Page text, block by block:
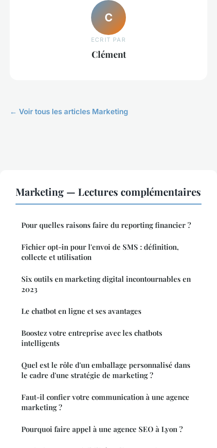
C
ECRIT PAR
Clément
← Voir tous les articles Marketing
Marketing — Lectures complémentaires
Pour quelles raisons faire du reporting financier ?
Fichier opt-in pour l'envoi de SMS : définition,
collecte et utilisation
Six outils en marketing digital incontournables en
2023
Le chatbot en ligne et ses avantages
Boostez votre entreprise avec les chatbots
intelligents
Quel est le rôle d'un emballage personnalisé dans
le cadre d'une stratégie de marketing ?
Faut-il confier votre communication à une agence
marketing ?
Pourquoi faire appel à une agence SEO à Lyon ?